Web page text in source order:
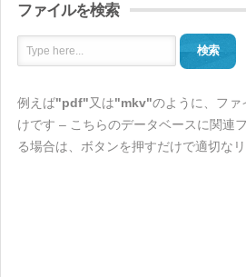
ファイルを検索
検索
例えば"pdf"又は"mkv"のように、ファ
けです – こちらのデータベースに関連
る場合は、ボタンを押すだけで適切な